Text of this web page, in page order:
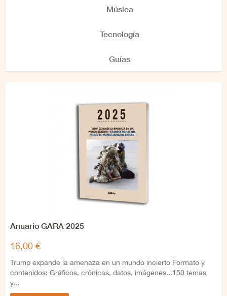
Música
Tecnología
Guías
Anuario GARA 2025
16,00 €
Trump expande la amenaza en un mundo incierto Formato y
contenidos: Gráficos, crónicas, datos, imágenes...150 temas
y...